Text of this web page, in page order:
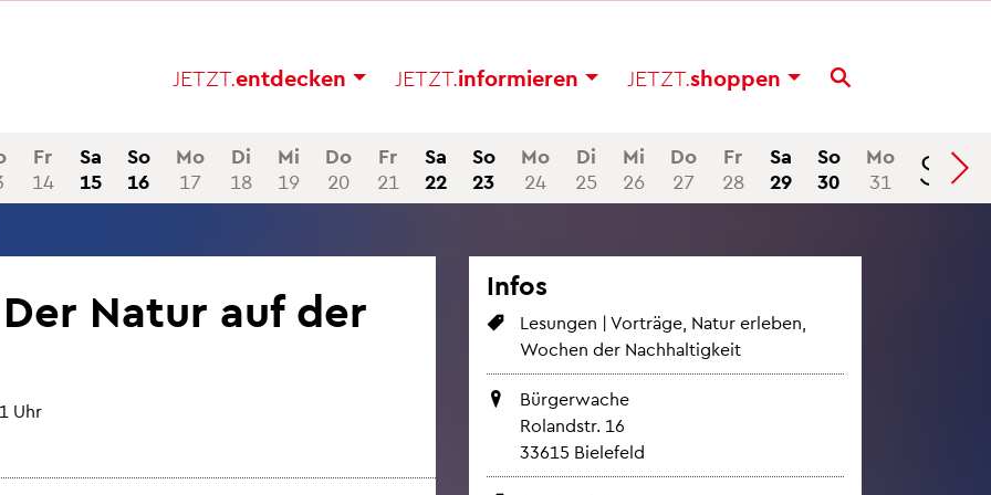
JETZT.ent­de­cken JETZT.in­for­mie­ren JETZT.shop­pen
Fr
14
Sa
15
So
16
Mo
17
Di
18
Mi
19
Do
20
Fr
21
Sa
22
So
23
Mo
24
Di
25
Mi
26
Do
27
Fr
28
Sa
29
So
30
Mo
31
Natur auf der
Uhr
Infos
Le­sun­gen | Vor­trä­ge, Natur er­le­ben,
Wo­chen der Nach­hal­tig­keit
Bür­ger­wa­che
Ro­land­str. 16
33615 Bie­le­feld